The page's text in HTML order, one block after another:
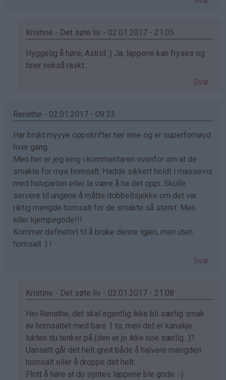
Kristine - Det søte liv - 02.01.2017 - 21:05
Som
svar
Mary
(ikke
bekreftet)
Hyggelig å høre, Astrid :) Ja, lappene kan fryses og
tiner nokså raskt.
Svar
Renathe - 02.01.2017 - 09:33
Har brukt myyye oppskrifter her inne og er superfornøyd
hver gang.
Men her er jeg enig i kommentaren ovenfor om at de
smakte for mye hornsalt. Hadde sikkert holdt i massevis
med halvparten eller la være å ha det oppi. Skulle
servere til ungene å måtte dobbeltsjekke om det var
riktig mengde hornsalt for de smakte så sterkt. Men
eller kjempegode!!!
Kommer definetivt til å bruke denne igjen, men uten
hornsalt :) !
Svar
Kristine - Det søte liv - 02.01.2017 - 21:08
Som
svar
på
av
Renathe
(ikke
Hei Renathe, det skal egentlig ikke bli særlig smak
av hornsaltet med bare 1 ts, men det er kanskje
lukten du tenker på (den er jo ikke noe særlig...)?
Uansett går det helt greit både å halvere mengden
hornsalt eller å droppe det helt.
Flott å høre at du syntes lappene ble gode :-)